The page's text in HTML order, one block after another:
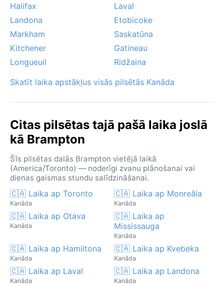
Halifax
Laval
Landona
Etobicoke
Markham
Saskatūna
Kitchener
Gatineau
Longueuil
Ridžaina
Skatīt laika apstākļus visās pilsētās Kanāda
Citas pilsētas tajā pašā laika joslā
kā Brampton
Šīs pilsētas dalās Brampton vietējā laikā
(America/Toronto) — noderīgi zvanu plānošanai vai
dienas gaismas stundu salīdzināšanai.
🇨🇦 Laika ap Toronto
Kanāda
🇨🇦 Laika ap Monreāla
Kanāda
🇨🇦 Laika ap Otava
Kanāda
🇨🇦 Laika ap
Mississauga
Kanāda
🇨🇦 Laika ap Hamiltona
Kanāda
🇨🇦 Laika ap Kvebeka
Kanāda
🇨🇦 Laika ap Laval
Kanāda
🇨🇦 Laika ap Landona
Kanāda